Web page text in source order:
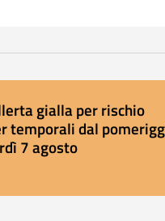
gialla per rischio
temporali dal
7 agosto